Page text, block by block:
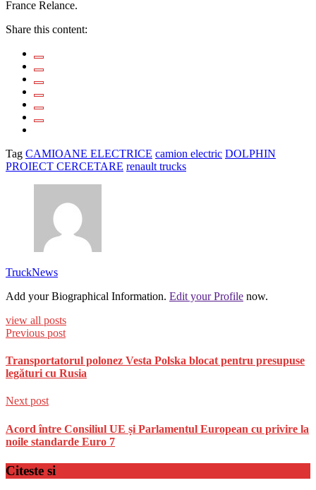
France Relance.
Share this content:
Tag CAMIOANE ELECTRICE camion electric DOLPHIN
PROIECT CERCETARE renault trucks
TruckNews
Add your Biographical Information. Edit your Profile now.
view all posts
Previous post
Transportatorul polonez Vesta Polska blocat pentru presupuse
legături cu Rusia
Next post
Acord între Consiliul UE și Parlamentul European cu privire la
noile standarde Euro 7
Citeste si